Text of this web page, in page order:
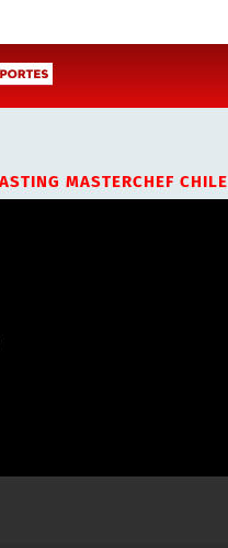
MASTERCHEF CHILE